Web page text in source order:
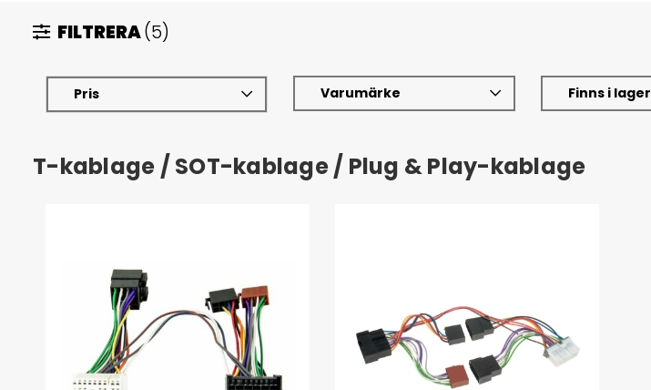
FILTRERA(5)
Pris Varumärke Finns i lager
T-kablage / SOT-kablage / Plug & Play-kablage